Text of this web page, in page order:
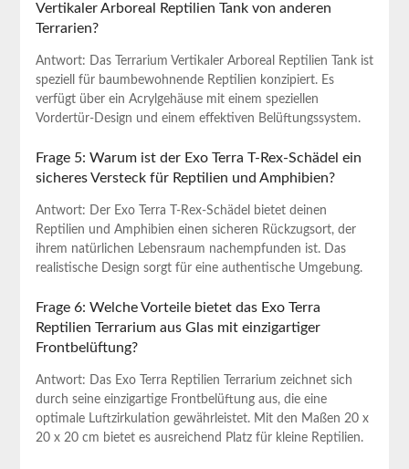
Vertikaler Arboreal Reptilien Tank von anderen
Terrarien?
Antwort: Das Terrarium Vertikaler Arboreal Reptilien Tank ist
speziell für baumbewohnende Reptilien konzipiert. Es
verfügt über ein Acrylgehäuse mit einem speziellen
Vordertür-Design und einem effektiven Belüftungssystem.
Frage 5: Warum ist der Exo Terra T-Rex-Schädel ein
sicheres Versteck für Reptilien und Amphibien?
Antwort: Der Exo Terra T-Rex-Schädel bietet deinen
Reptilien und Amphibien einen sicheren Rückzugsort, der
ihrem natürlichen Lebensraum nachempfunden ist. Das
realistische Design sorgt für eine authentische Umgebung.
Frage 6: Welche Vorteile bietet das Exo Terra
Reptilien Terrarium aus Glas mit einzigartiger
Frontbelüftung?
Antwort: Das Exo Terra Reptilien Terrarium zeichnet sich
durch seine einzigartige Frontbelüftung aus, die eine
optimale Luftzirkulation gewährleistet. Mit den Maßen 20 x
20 x 20 cm bietet es ausreichend Platz für kleine Reptilien.